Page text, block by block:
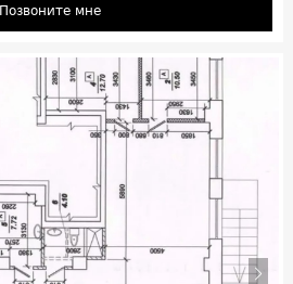
Позвоните мне